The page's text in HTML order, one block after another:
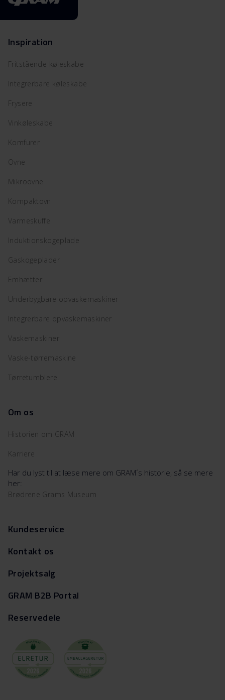
Inspiration
Fritstående køleskabe
Integrerbare køleskabe
Frysere
Vinkøleskabe
Komfurer
Ovne
Mikroovne
Kompaktovn
Varmeskuffe
Induktionskogeplade
Gaskogeplader
Emhætter
Underbygbare opvaskemaskiner
Integrerbare opvaskemaskiner
Vaskemaskiner
Vaske-tørremaskine
Tørretumblere
Om os
Historien om GRAM
Karriere
Har du lyst til at læse mere om GRAM´s historie, så se mere
her:
Brødrene Grams Museum
Kundeservice
Kontakt os
Projektsalg
GRAM B2B Portal
Reservedele